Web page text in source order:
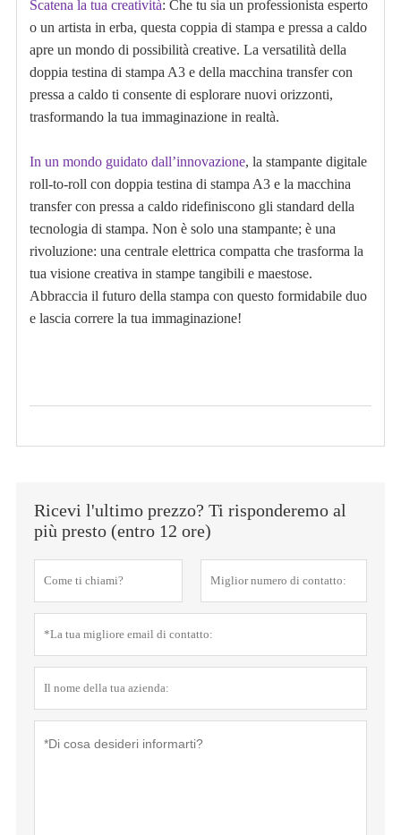
Scatena la tua creatività: Che tu sia un professionista esperto
o un artista in erba, questa coppia di stampa e pressa a caldo
apre un mondo di possibilità creative. La versatilità della
doppia testina di stampa A3 e della macchina transfer con
pressa a caldo ti consente di esplorare nuovi orizzonti,
trasformando la tua immaginazione in realtà.
In un mondo guidato dall’innovazione, la stampante digitale
roll-to-roll con doppia testina di stampa A3 e la macchina
transfer con pressa a caldo ridefiniscono gli standard della
tecnologia di stampa. Non è solo una stampante; è una
rivoluzione: una centrale elettrica compatta che trasforma la
tua visione creativa in stampe tangibili e maestose.
Abbraccia il futuro della stampa con questo formidabile duo
e lascia correre la tua immaginazione!
Ricevi l'ultimo prezzo? Ti risponderemo al
più presto (entro 12 ore)